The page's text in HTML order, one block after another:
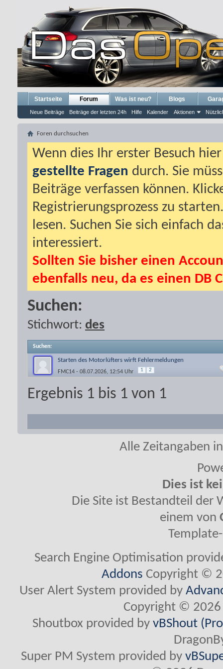
Startseite Forum
Neue Beiträge Beiträge der letzten 24h Hilfe Kalender Aktionen
Was ist neu? Blogs
Foren durchsuchen
Wenn dies Ihr erster Besuch
gestellte Fragen durch. Sie
Beiträge verfassen können.
Registrierungsprozess zu
lesen. Suchen Sie sich einfach
interessiert.
Sollten Sie bisher einen
ebenfalls neu, da es einen DB
Suchen:
Stichwort: des
Suchen:
Starten des Motorlüfters wirft Fehlermeldungen
FMC14 - 08.07.2026, 12:54 Uhr 1 2
Ergebnis 1 bis 1 von 1
Alle Zeitangaben
Dies ist
Die Site ist Bestandteil der
einem von
Search Engine Optimisation
Addons Copyright ©
User Alert System provided by
Copyright © 2026
Shoutbox provided byvBShout
Super PM System provided by